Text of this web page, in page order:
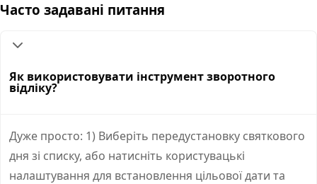
Часто задавані питання
Як використовувати інструмент зворотного
відліку?
Дуже просто: 1) Виберіть передустановку святкового
дня зі списку, або натисніть користувацькі
налаштування для встановлення цільової дати та